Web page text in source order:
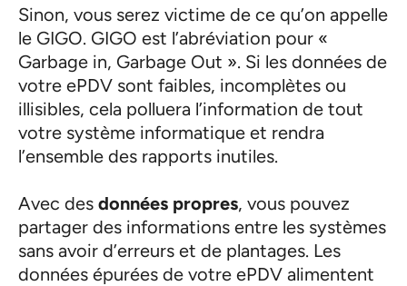
Sinon, vous serez victime de ce qu’on appelle
le GIGO. GIGO est l’abréviation pour «
Garbage in, Garbage Out ». Si les données de
votre ePDV sont faibles, incomplètes ou
illisibles, cela polluera l’information de tout
votre système informatique et rendra
l’ensemble des rapports inutiles.
Avec des données propres, vous pouvez
partager des informations entre les systèmes
sans avoir d’erreurs et de plantages. Les
données épurées de votre ePDV alimentent